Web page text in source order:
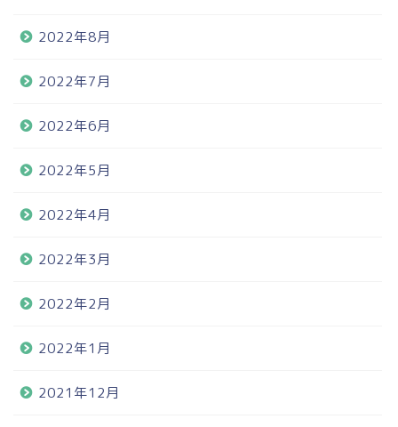
2022年8月
2022年7月
2022年6月
2022年5月
2022年4月
2022年3月
2022年2月
2022年1月
2021年12月